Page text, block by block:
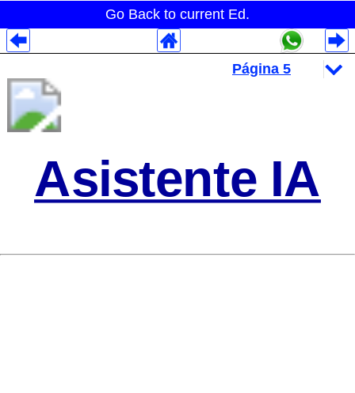
Go Back to current Ed.
Asistente IA
Despliegues Analytics
Despliegues Totales
Despliegues por Rubros